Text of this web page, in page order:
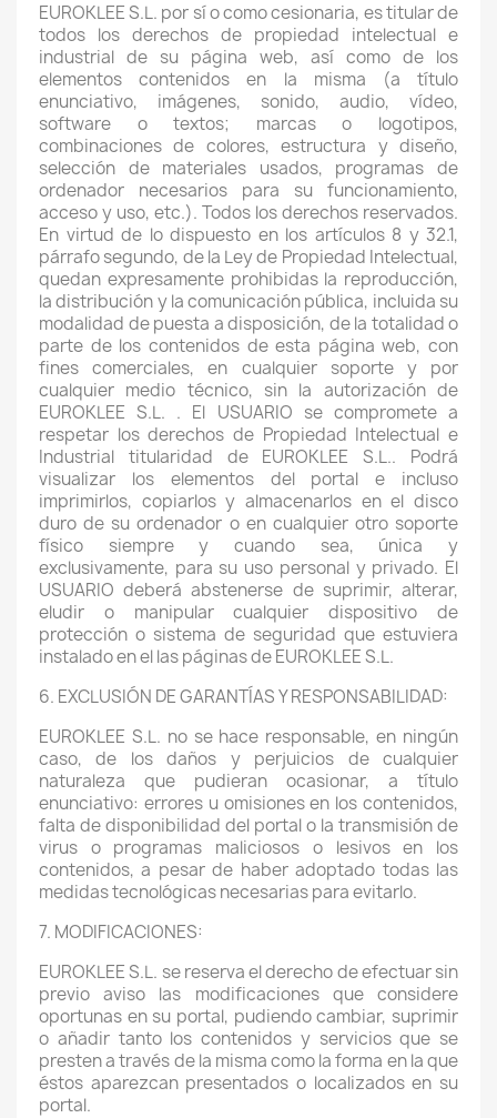
EUROKLEE S.L. por sí o como cesionaria, es titular de
todos los derechos de propiedad intelectual e
industrial de su página web, así como de los
elementos contenidos en la misma (a título
enunciativo, imágenes, sonido, audio, vídeo,
software o textos; marcas o logotipos,
combinaciones de colores, estructura y diseño,
selección de materiales usados, programas de
ordenador necesarios para su funcionamiento,
acceso y uso, etc.). Todos los derechos reservados.
En virtud de lo dispuesto en los artículos 8 y 32.1,
párrafo segundo, de la Ley de Propiedad Intelectual,
quedan expresamente prohibidas la reproducción,
la distribución y la comunicación pública, incluida su
modalidad de puesta a disposición, de la totalidad o
parte de los contenidos de esta página web, con
fines comerciales, en cualquier soporte y por
cualquier medio técnico, sin la autorización de
EUROKLEE S.L. . El USUARIO se compromete a
respetar los derechos de Propiedad Intelectual e
Industrial titularidad de EUROKLEE S.L.. Podrá
visualizar los elementos del portal e incluso
imprimirlos, copiarlos y almacenarlos en el disco
duro de su ordenador o en cualquier otro soporte
físico siempre y cuando sea, única y
exclusivamente, para su uso personal y privado. El
USUARIO deberá abstenerse de suprimir, alterar,
eludir o manipular cualquier dispositivo de
protección o sistema de seguridad que estuviera
instalado en el las páginas de EUROKLEE S.L.
6. EXCLUSIÓN DE GARANTÍAS Y RESPONSABILIDAD:
EUROKLEE S.L. no se hace responsable, en ningún
caso, de los daños y perjuicios de cualquier
naturaleza que pudieran ocasionar, a título
enunciativo: errores u omisiones en los contenidos,
falta de disponibilidad del portal o la transmisión de
virus o programas maliciosos o lesivos en los
contenidos, a pesar de haber adoptado todas las
medidas tecnológicas necesarias para evitarlo.
7. MODIFICACIONES:
EUROKLEE S.L. se reserva el derecho de efectuar sin
previo aviso las modificaciones que considere
oportunas en su portal, pudiendo cambiar, suprimir
o añadir tanto los contenidos y servicios que se
presten a través de la misma como la forma en la que
éstos aparezcan presentados o localizados en su
portal.